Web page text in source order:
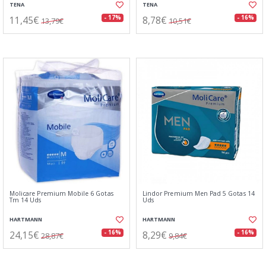
TENA
11,45€ 13,79€ - 17%
TENA
8,78€ 10,51€ - 16%
Molicare Premium Mobile 6 Gotas
Tm 14 Uds
HARTMANN
24,15€ 28,87€ - 16%
Lindor Premium Men Pad 5 Gotas 14
Uds
HARTMANN
8,29€ 9,84€ - 16%